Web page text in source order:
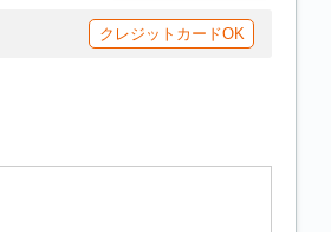
クレジットカードOK